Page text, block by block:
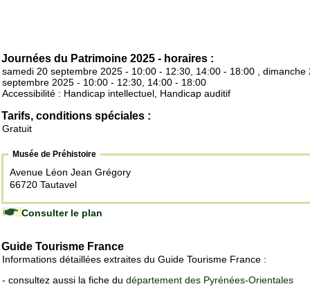
Journées du Patrimoine 2025 - horaires :
samedi 20 septembre 2025 - 10:00 - 12:30, 14:00 - 18:00 , dimanche
septembre 2025 - 10:00 - 12:30, 14:00 - 18:00
Accessibilité : Handicap intellectuel, Handicap auditif
Tarifs, conditions spéciales :
Gratuit
Musée de Préhistoire
Avenue Léon Jean Grégory
66720 Tautavel
Consulter le plan
Guide Tourisme France
Informations détaillées extraites du Guide Tourisme France :
- consultez aussi la fiche du département des Pyrénées-Orientales